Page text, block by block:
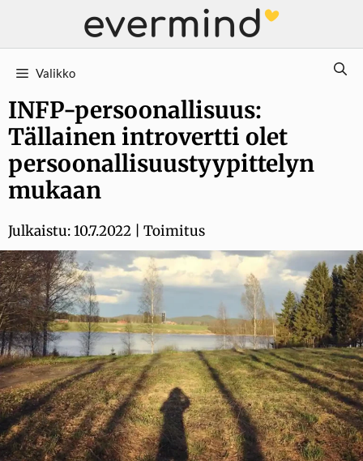
Valikko
INFP-persoonallisuus:
Tällainen introvertti olet
persoonallisuustyypittelyn
mukaan
Julkaistu:10.7.2022 Toimitus